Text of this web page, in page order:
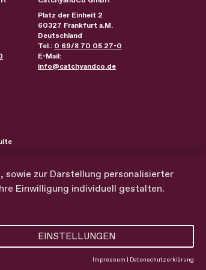
Platz der Einheit 2
60327 Frankfurt a.M.
Deutschland
Tel.: 0 69/8 70 05 27-0
E-Mail:
info@catchyandco.de
Cookie Einstellungen
sowie zur Darstellung personalisierter
Einwilligung individuell gestalten.
EINSTELLUNGEN
Impressum | Datenschutzerklärung